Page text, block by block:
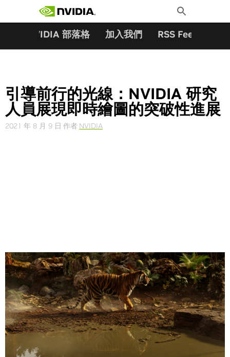
Toggle
Search
NVIDIA 部落格 加入我們 RSS Feeds
引導前行的光線：NVIDIA 研究
人員展現即時繪圖的突破性進展
2021 年 8 月 9 日 作者 NVIDIA
Share
電腦繪圖與人工智慧 (AI) 是 NVIDIA 的發展基石，兩者結合讓